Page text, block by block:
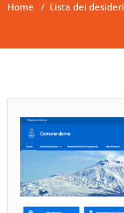
Home / Lista dei desideri